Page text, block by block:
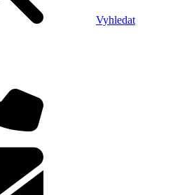
Vyhledat